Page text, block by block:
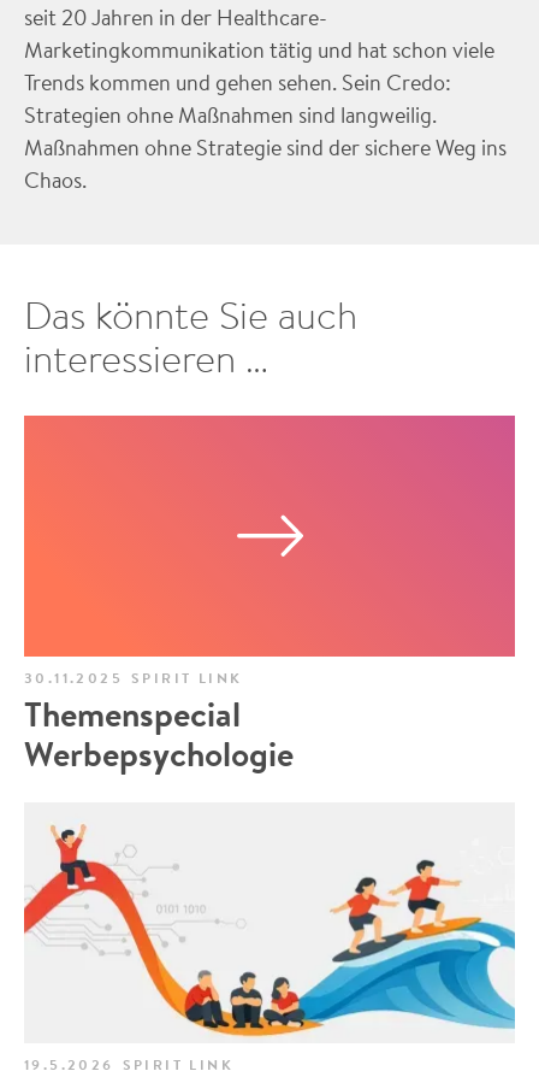
seit 20 Jahren in der Healthcare-
Marketingkommunikation tätig und hat schon viele
Trends kommen und gehen sehen. Sein Credo:
Strategien ohne Maßnahmen sind langweilig.
Maßnahmen ohne Strategie sind der sichere Weg ins
Chaos.
Das könnte Sie auch
interessieren …
30.11.2025 SPIRIT LINK
Themenspecial
Werbepsychologie
19.5.2026 SPIRIT LINK